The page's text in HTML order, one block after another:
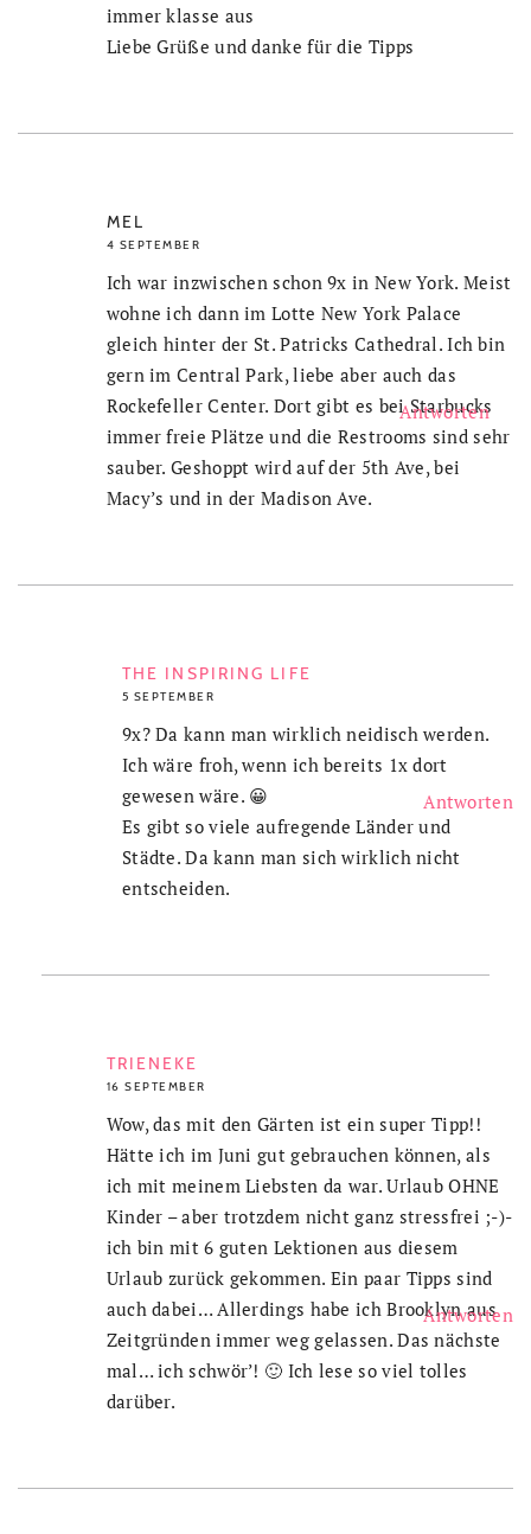
immer klasse aus
Liebe Grüße und danke für die Tipps
MEL
4 SEPTEMBER
Ich war inzwischen schon 9x in New York. Meist
wohne ich dann im Lotte New York Palace
gleich hinter der St. Patricks Cathedral. Ich bin
gern im Central Park, liebe aber auch das
Rockefeller Center. Dort gibt es bei Starbucks
immer freie Plätze und die Restrooms sind sehr
sauber. Geshoppt wird auf der 5th Ave, bei
Macy’s und in der Madison Ave.
THE INSPIRING LIFE
5 SEPTEMBER
Antworten
9x? Da kann man wirklich neidisch werden.
Ich wäre froh, wenn ich bereits 1x dort
gewesen wäre. 😀
Es gibt so viele aufregende Länder und
Städte. Da kann man sich wirklich nicht
entscheiden.
TRIENEKE
16 SEPTEMBER
Antworten
Wow, das mit den Gärten ist ein super Tipp!!
Hätte ich im Juni gut gebrauchen können, als
ich mit meinem Liebsten da war. Urlaub OHNE
Kinder – aber trotzdem nicht ganz stressfrei ;-)-
ich bin mit 6 guten Lektionen aus diesem
Urlaub zurück gekommen. Ein paar Tipps sind
auch dabei… Allerdings habe ich Brooklyn aus
Zeitgründen immer weg gelassen. Das nächste
mal… ich schwör’! 🙂 Ich lese so viel tolles
darüber.
Antworten